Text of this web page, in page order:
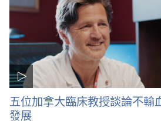
五位加拿大臨床教授談論不輸
發展